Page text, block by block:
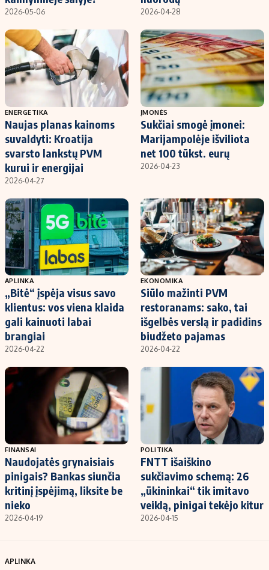
2026-05-06 2026-04-28
ENERGETIKA
Naujas planas kainoms
suvaldyti: Kroatija
svarsto lankstų PVM
kurui ir energijai
2026-04-27
ĮMONĖS
Sukčiai smogė įmonei:
Marijampolėje išviliota
net 100 tūkst. eurų
2026-04-23
APLINKA
„Bitė“ įspėja visus savo
klientus: vos viena klaida
gali kainuoti labai
brangiai
2026-04-22
EKONOMIKA
Siūlo mažinti PVM
restoranams: sako, tai
išgelbės verslą ir padidins
biudžeto pajamas
2026-04-22
FINANSAI
Naudojatės grynaisiais
pinigais? Bankas siunčia
kritinį įspėjimą, liksite be
nieko
2026-04-19
POLITIKA
FNTT išaiškino
sukčiavimo schemą: 26
„ūkininkai“ tik imitavo
veiklą, pinigai tekėjo kitur
2026-04-15
APLINKA